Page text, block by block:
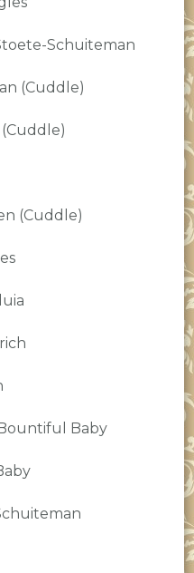
Schuiteman
(Cuddle)
(Cuddle)
Baby